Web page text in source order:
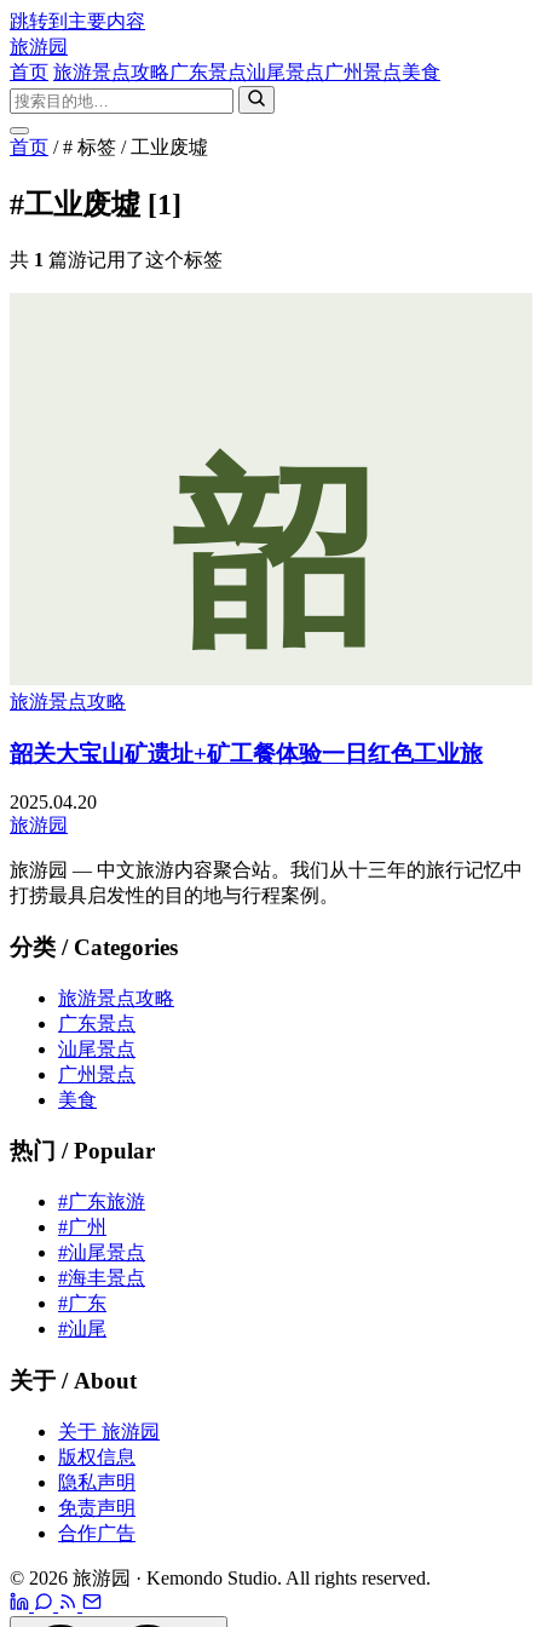
跳转到主要内容
旅游园
首页 旅游景点攻略广东景点汕尾景点广州景点美食
首页 / # 标签 / 工业废墟
#工业废墟 [1]
共 1 篇游记用了这个标签
韶
旅游景点攻略
韶关大宝山矿遗址+矿工餐体验一日红色工业旅
2025.04.20
旅游园
旅游园 — 中文旅游内容聚合站。我们从十三年的旅行记忆中
打捞最具启发性的目的地与行程案例。
分类 / Categories
旅游景点攻略
广东景点
汕尾景点
广州景点
美食
热门 / Popular
#广东旅游
#广州
#汕尾景点
#海丰景点
#广东
#汕尾
关于 / About
关于 旅游园
版权信息
隐私声明
免责声明
合作广告
© 2026 旅游园 · Kemondo Studio. All rights reserved.